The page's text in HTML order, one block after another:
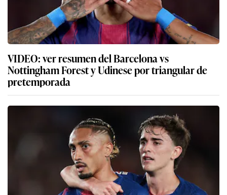
VIDEO: ver resumen del Barcelona vs
Nottingham Forest y Udinese por triangular de
pretemporada